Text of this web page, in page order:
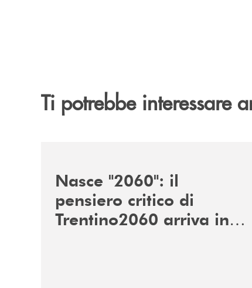
Ti potrebbe interessare
Nasce "2060": il
pensiero critico di
Trentino2060 arriva in